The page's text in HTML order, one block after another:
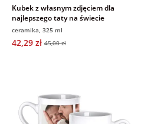
Kubek z własnym zdjęciem dla
najlepszego taty na świecie
ceramika, 325 ml
42,29 zł 45,00 zł